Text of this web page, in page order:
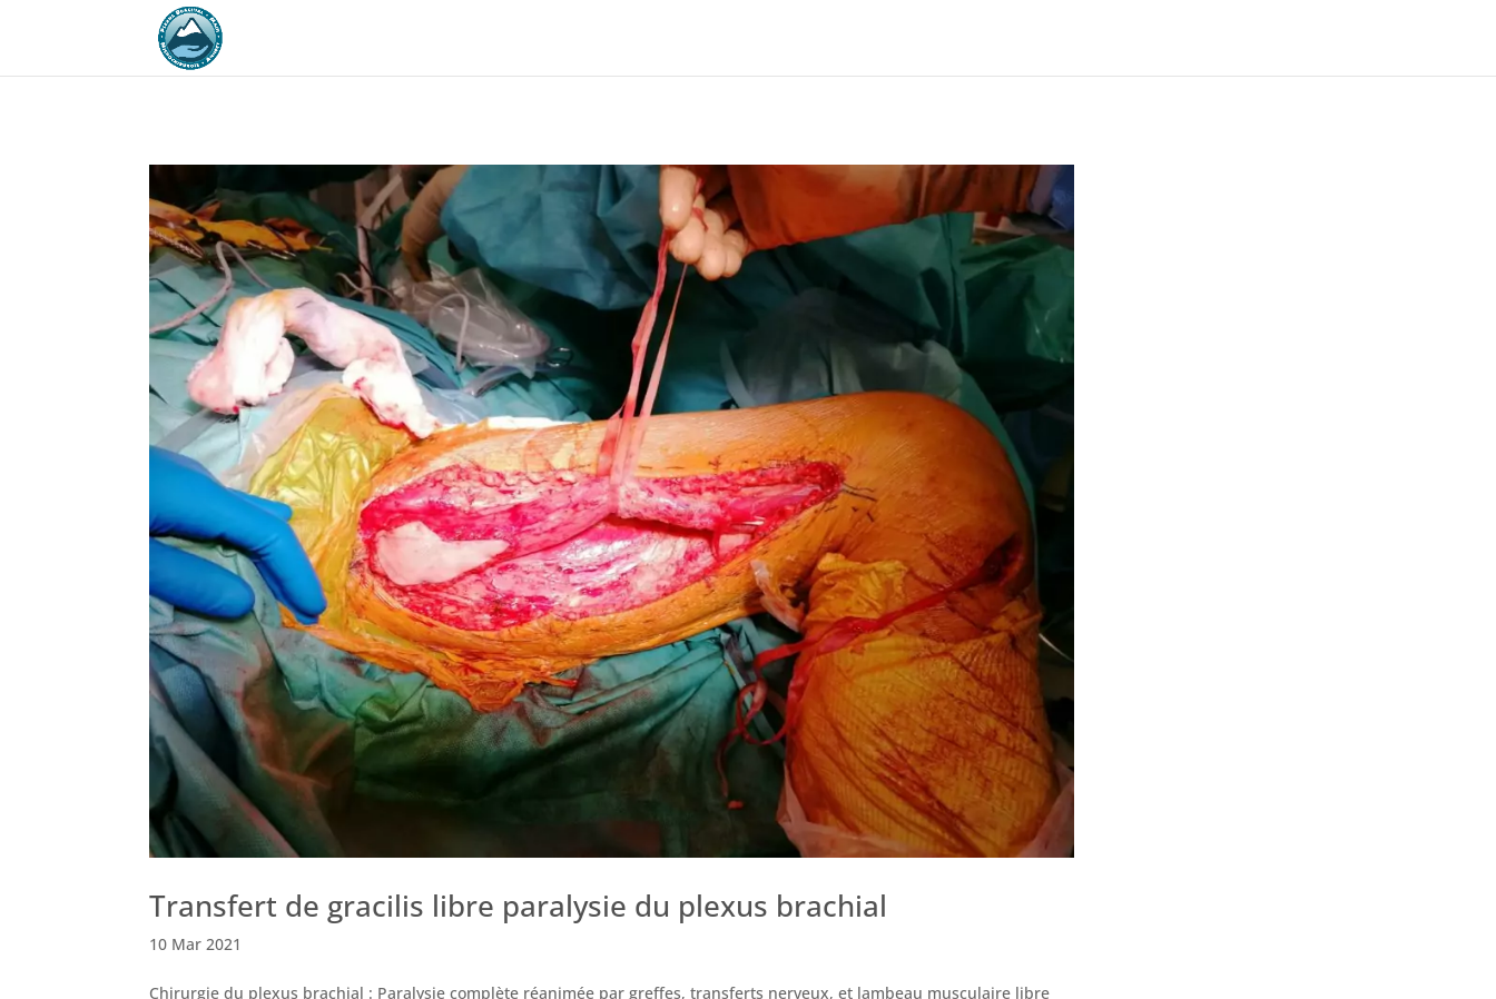
Transfert de gracilis libre paralysie du plexus brachial
10 Mar 2021
Chirurgie du plexus brachial : Paralysie complète réanimée par greffes, transferts nerveux, et lambeau musculaire libre